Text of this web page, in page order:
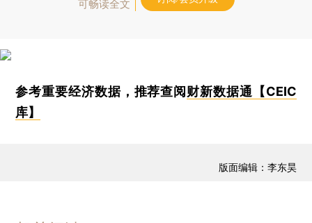
可畅读全文
参考重要经济数据，推荐查阅财新数据通【CEIC
库】
版面编辑：李东昊